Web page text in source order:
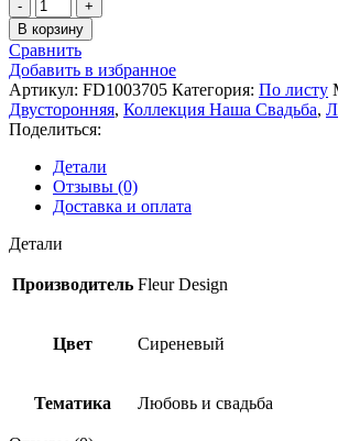
товара
Бумага
для
скрапбукинга
30,5х30,5см
«Жених»
коллекция
«Наша
свадьба»
(Fleur
design)
В корзину
Сравнить
Добавить в избранное
Артикул: FD1003705 Категория: По листу
Двусторонняя, Коллекция Наша Свадьба,
Поделиться:
Детали
Отзывы (0)
Доставка и оплата
Детали
Производитель Fleur Design
Цвет Сиреневый
Тематика Любовь и свадьба